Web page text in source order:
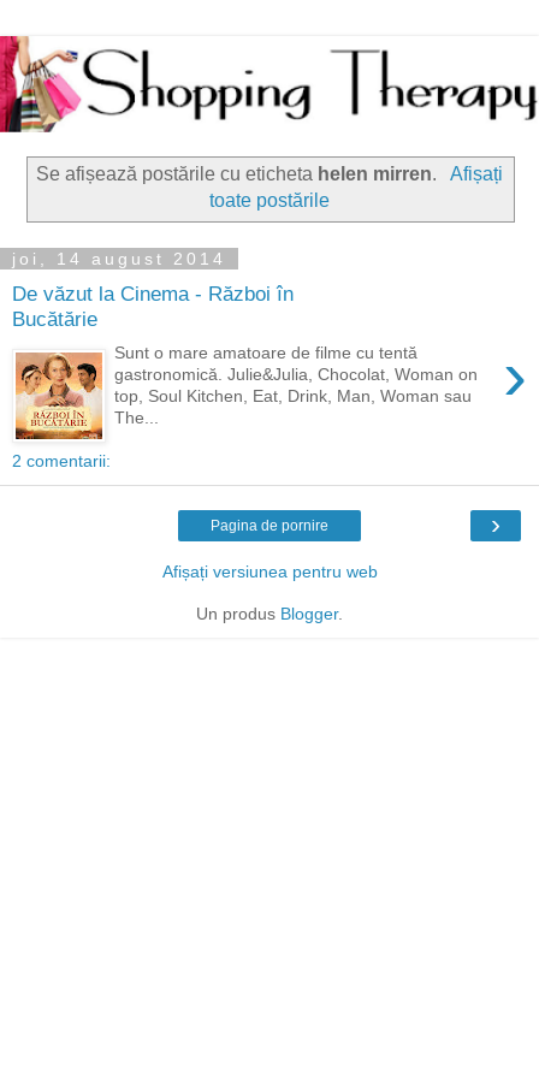
Se afișează postările cu eticheta helen mirren.
Afișați
toate postările
joi, 14 august 2014
De văzut la Cinema - Război în
Bucătărie
›
Sunt o mare amatoare de filme cu tentă
gastronomică. Julie&Julia, Chocolat, Woman on
top, Soul Kitchen, Eat, Drink, Man, Woman sau
The...
2 comentarii:
›
Pagina de pornire
Afișați versiunea pentru web
Un produs Blogger.